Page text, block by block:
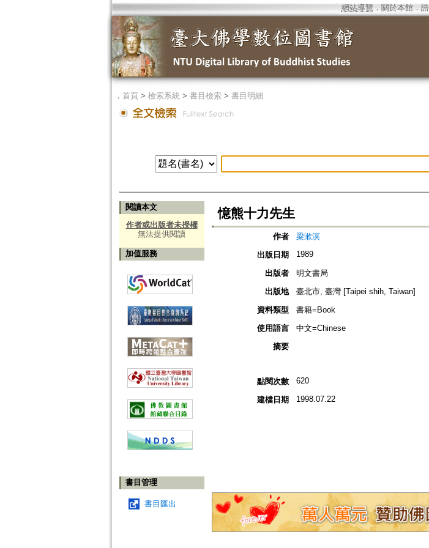
網站導覽 ． 關於本館．
． 首頁> 檢索系統> 書目檢索> 書目明細
閱讀本文
作者或出版者未授權
無法提供閱讀
加值服務
書目管理
書目匯出
憶熊十力先生
作者
梁漱溟
出版日期
1989
出版者
明文書局
出版地
臺北市, 臺灣 [Taipei shih, Taiwan]
資料類型
書籍=Book
使用語言
中文=Chinese
摘要
點閱次數 620
建檔日期 1998.07.22